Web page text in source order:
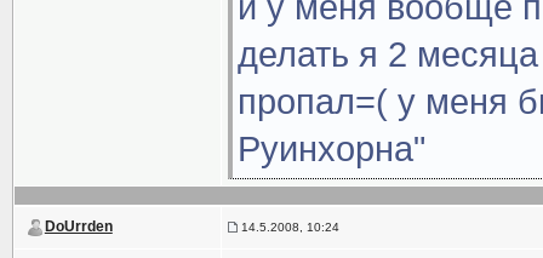
делать я 2
пропал=( у меня
Руинхорна"
DoUrrden 14.5.2008, 10:24